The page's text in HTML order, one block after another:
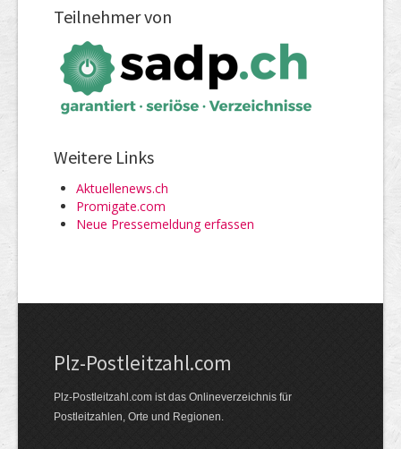
Teilnehmer von
Weitere Links
Aktuellenews.ch
Promigate.com
Neue Pressemeldung erfassen
Plz-Postleitzahl.com
Plz-Postleitzahl.com ist das Onlineverzeichnis für
Postleitzahlen, Orte und Regionen.